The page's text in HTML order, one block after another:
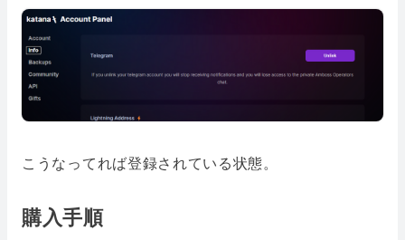
こうなってれば登録されている状態。
購入手順